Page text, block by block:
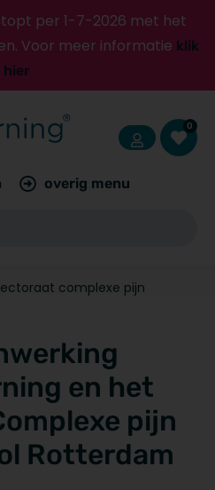
per 1-7-2026 met het
Voor meer informatie klik
hier
0
overig menu
complexe pijn
en het
pijn
Rotterdam